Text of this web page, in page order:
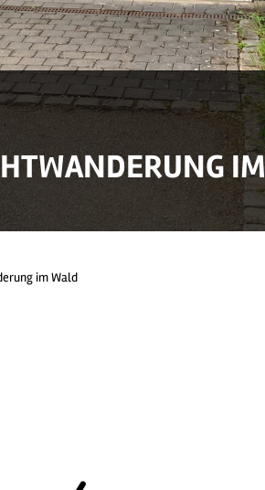
im Wald